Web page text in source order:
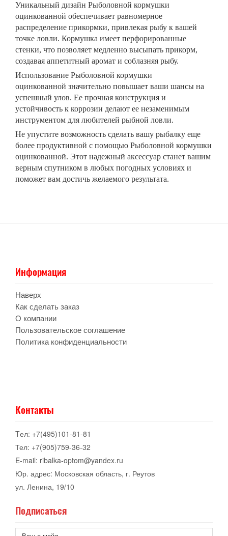
Уникальный дизайн Рыболовной кормушки
оцинкованной обеспечивает равномерное
распределение прикормки, привлекая рыбу к вашей
точке ловли. Кормушка имеет перфорированные
стенки, что позволяет медленно высыпать прикорм,
создавая аппетитный аромат и соблазняя рыбу.
Использование Рыболовной кормушки
оцинкованной значительно повышает ваши шансы на
успешный улов. Ее прочная конструкция и
устойчивость к коррозии делают ее незаменимым
инструментом для любителей рыбной ловли.
Не упустите возможность сделать вашу рыбалку еще
более продуктивной с помощью Рыболовной кормушки
оцинкованной. Этот надежный аксессуар станет вашим
верным спутником в любых погодных условиях и
поможет вам достичь желаемого результата.
Информация
Наверх
Как сделать заказ
О компании
Пользовательское соглашение
Политика конфиденциальности
Контакты
Tел: +7(495)101-81-81
Тел: +7(905)759-36-32
E-mail: ribalka-optom@yandex.ru
Юр. адрес: Московская область, г. Реутов
ул. Ленина, 19/10
Подписаться